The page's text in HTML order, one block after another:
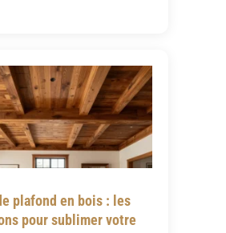
plafond en bois : les
pour sublimer votre